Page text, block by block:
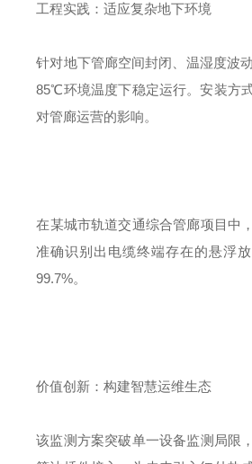
工程实践：适应复杂地下环境
针对地下管廊空间封闭、温湿度波
85℃环境温度下稳定运行。安装方
对管廊运营的影响。
在某城市轨道交通综合管廊项目中
准确识别出电缆终端存在的悬浮
99.7%。
价值创新：构建智慧运维生态
该监测方案突破单一设备监测局限